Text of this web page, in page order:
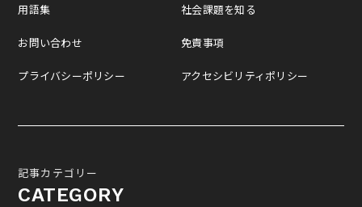
用語集
お問い合わせ
プライバシーポリシー
社会課題を知る
免責事項
アクセシビリティポリシー
記事カテゴリー
CATEGORY